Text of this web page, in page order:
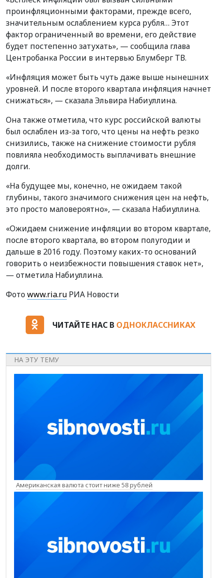
проинфляционными факторами, прежде всего,
значительным ослаблением курса рубля… Этот
фактор ограниченный во времени, его действие
будет постепенно затухать», — сообщила глава
Центробанка России в интервью Блумберг ТВ.
«Инфляция может быть чуть даже выше нынешних
уровней. И после второго квартала инфляция начнет
снижаться», — сказала Эльвира Набиуллина.
Она также отметила, что курс российской валюты
был ослаблен из-за того, что цены на нефть резко
снизились, также на снижение стоимости рубля
повлияла необходимость выплачивать внешние
долги.
«На будущее мы, конечно, не ожидаем такой
глубины, такого значимого снижения цен на нефть,
это просто маловероятно», — сказала Набиуллина.
«Ожидаем снижение инфляции во втором квартале,
после второго квартала, во втором полугодии и
дальше в 2016 году. Поэтому каких-то оснований
говорить о неизбежности повышения ставок нет»,
— отметила Набиуллина.
Фотоwww.ria.ru РИА Новости
ЧИТАЙТЕ НАС В ОДНОКЛАССНИКАХ
НА ЭТУ ТЕМУ
Американская валюта стоит ниже 58 рублей